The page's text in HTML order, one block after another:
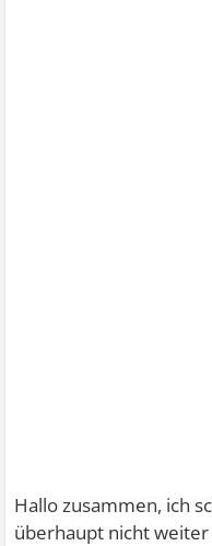
Hallo zusammen, ich
überhaupt nicht weiter